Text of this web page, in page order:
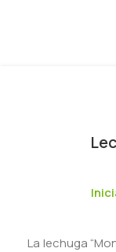
La lechuga